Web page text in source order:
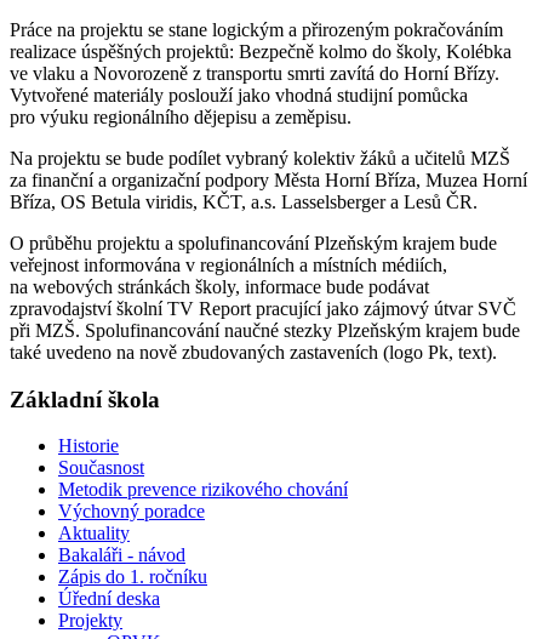
Práce na projektu se stane logickým a přirozeným pokračováním
realizace úspěšných projektů: Bezpečně kolmo do školy, Kolébka
ve vlaku a Novorozeně z transportu smrti zavítá do Horní Břízy.
Vytvořené materiály poslouží jako vhodná studijní pomůcka
pro výuku regionálního dějepisu a zeměpisu.
Na projektu se bude podílet vybraný kolektiv žáků a učitelů MZŠ
za finanční a organizační podpory Města Horní Bříza, Muzea Horní
Bříza, OS Betula viridis, KČT, a.s. Lasselsberger a Lesů ČR.
O průběhu projektu a spolufinancování Plzeňským krajem bude
veřejnost informována v regionálních a místních médiích,
na webových stránkách školy, informace bude podávat
zpravodajství školní TV Report pracující jako zájmový útvar SVČ
při MZŠ. Spolufinancování naučné stezky Plzeňským krajem bude
také uvedeno na nově zbudovaných zastaveních (logo Pk, text).
Základní škola
Historie
Současnost
Metodik prevence rizikového chování
Výchovný poradce
Aktuality
Bakaláři - návod
Zápis do 1. ročníku
Úřední deska
Projekty